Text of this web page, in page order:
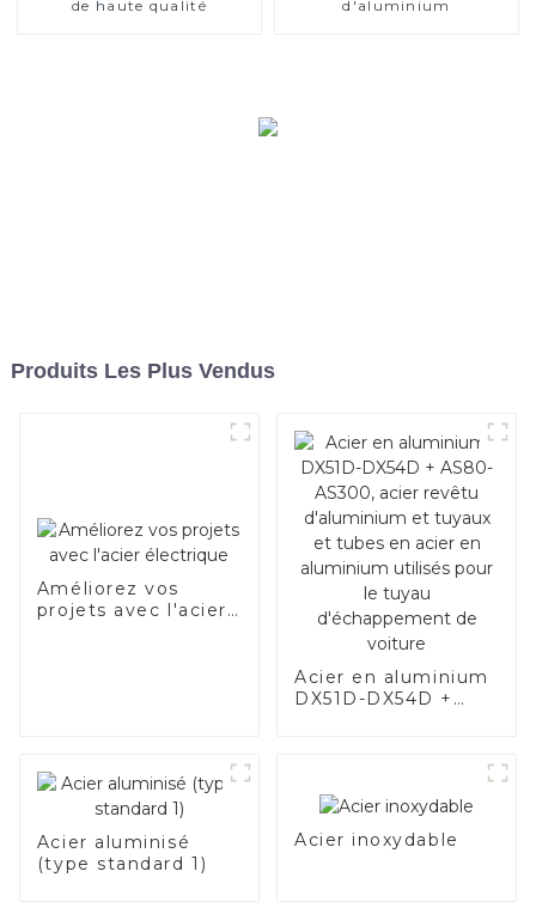
de haute qualité
d'aluminium
Produits Les Plus Vendus
Améliorez vos
projets avec l'acier
Acier en aluminium
DX51D-DX54D +
aluminium utilisés
d'échappement de
Acier aluminisé
(type standard 1)
Acier inoxydable